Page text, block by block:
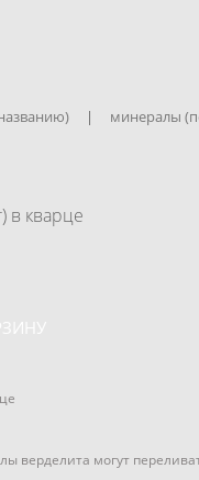
| минералы
в кварце
верделита могут